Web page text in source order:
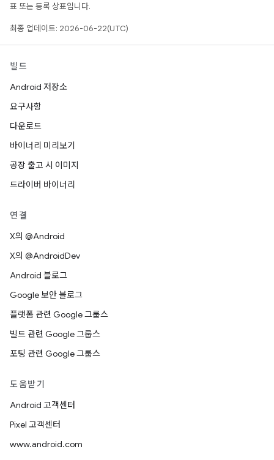
표 또는 등록 상표입니다.
최종 업데이트: 2026-06-22(UTC)
빌드
Android 저장소
요구사항
다운로드
바이너리 미리보기
공장 출고 시 이미지
드라이버 바이너리
연결
X의 @Android
X의 @AndroidDev
Android 블로그
Google 보안 블로그
플랫폼 관련 Google 그룹스
빌드 관련 Google 그룹스
포팅 관련 Google 그룹스
도움받기
Android 고객센터
Pixel 고객센터
www.android.com